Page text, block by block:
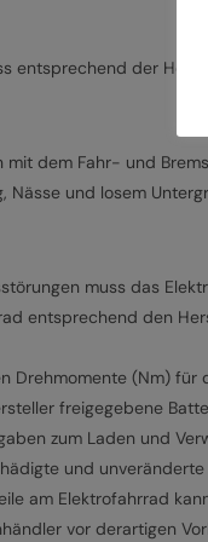
entsprechend der
mit dem Fahr- und
Nässe und losem
muss das
entsprechend den
Drehmomente (Nm) für
freigegebene
zum Laden und
und
am Elektrofahrrad
vor derartigen